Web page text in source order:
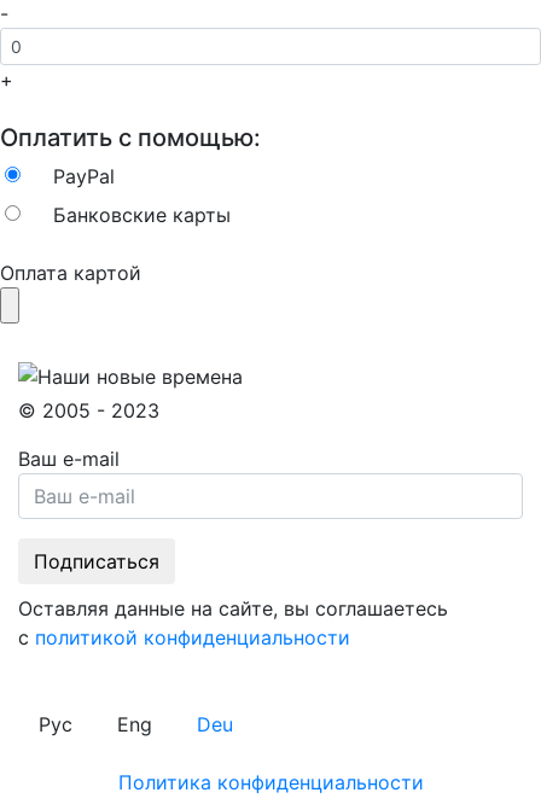
-
+
Оплатить с помощью:
PayPal
Банковские карты
Оплата картой
© 2005 - 2023
Ваш e-mail
Оставляя данные на сайте, вы соглашаетесь
с политикой конфиденциальности
Рус Eng Deu
Политика конфиденциальности